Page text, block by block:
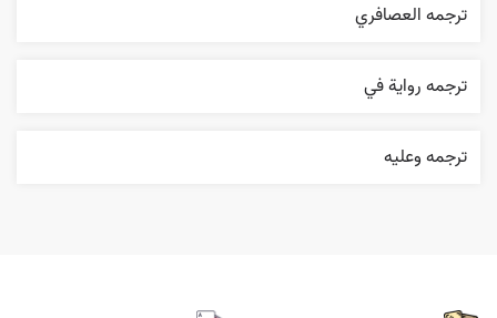
ترجمه العصافري
ترجمه روایة في
ترجمه وعليه